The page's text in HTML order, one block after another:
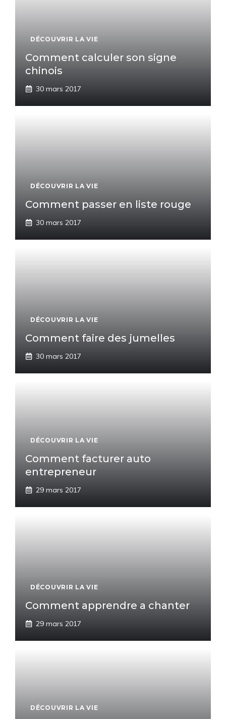
DÉCOUVRIR LA VIE
Comment calculer son signe
chinois
30 mars 2017
DÉCOUVRIR LA VIE
Comment passer en liste rouge
30 mars 2017
DÉCOUVRIR LA VIE
Comment faire des jumelles
30 mars 2017
DÉCOUVRIR LA VIE
Comment facturer auto
entrepreneur
29 mars 2017
DÉCOUVRIR LA VIE
Comment apprendre a chanter
29 mars 2017
DÉCOUVRIR LA VIE